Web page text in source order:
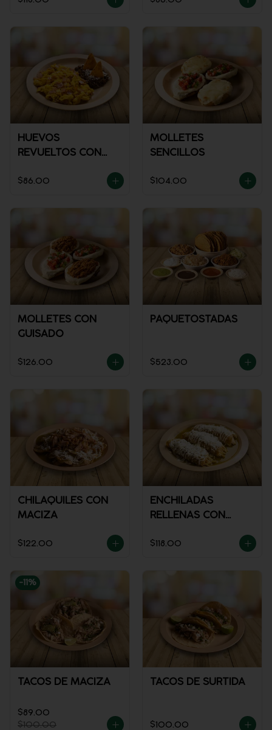
HUEVOS
REVUELTOS CON
$86.00
MOLLETES
SENCILLOS
$104.00
MOLLETES CON
GUISADO
$126.00
PAQUETOSTADAS
$523.00
CHILAQUILES CON
MACIZA
$122.00
ENCHILADAS
RELLENAS CON
$118.00
-11 %
TACOS DE MACIZA
$89.00
$100.00
TACOS DE SURTIDA
$100.00